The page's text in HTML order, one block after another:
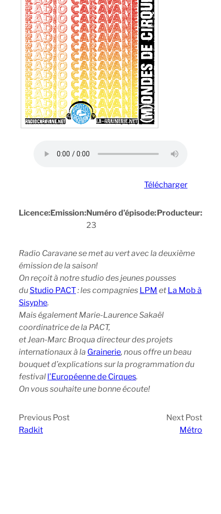
Télécharger
Licence:Emission:Numéro d’épisode:
23
Producteur:
Radio Caravane se met au vert avec la deuxième
émission de la saison!
On reçoit à notre studio des jeunes pousses
du Studio PACT: les compagnies LPM et La Mob à
Sisyphe.
Mais également Marie-Laurence Sakaël
coordinatrice de la PACT,
et Jean-Marc Broqua directeur des projets
internationaux à la Grainerie, nous offre un beau
bouquet d’explications sur la programmation du
festival l’Européenne de Cirques.
On vous souhaite une bonne écoute!
Previous Post
Radkit
Next Post
Métro